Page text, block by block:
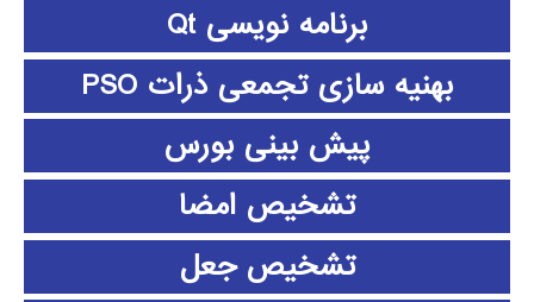
برنامه نویسی Qt
بهنیه سازی تجمعی ذرات PSO
پیش بینی بورس
تشخیص امضا
تشخیص جعل